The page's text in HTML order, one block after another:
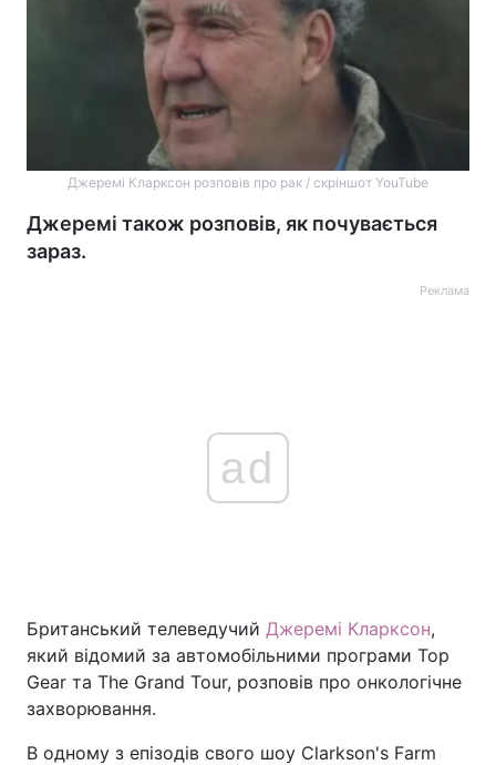
Україна Політика
Джеремі Кларксон розповів про рак / скріншот YouTube
Джеремі також розповів, як почувається
зараз.
Реклама
ad
Британський телеведучий Джеремі Кларксон,
який відомий за автомобільними програми Top
Gear та The Grand Tour, розповів про онкологічне
захворювання.
В одному з епізодів свого шоу Clarkson's Farm